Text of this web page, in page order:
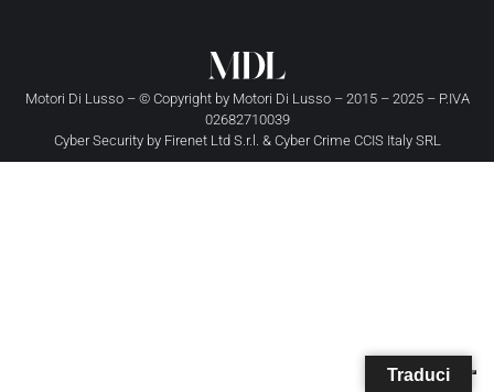
Motori Di Lusso – © Copyright by Motori Di Lusso– 2015 – 2025 – P.IVA
02682710039
Cyber Security by Firenet Ltd S.r.l. & Cyber Crime CCIS Italy SRL
Traduci